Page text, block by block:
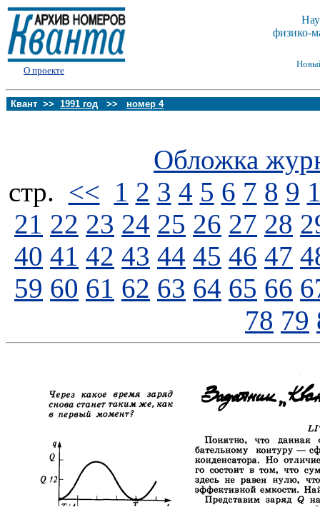
О проекте
физико-
Квант >> 1991 год >> номер 4
Обложка
стp. << 1 2 3 4 5 6 7 8 9
21 22 23 24 25 26 27 28
40 41 42 43 44 45 46 47
59 60 61 62 63 64 65 66
78 79